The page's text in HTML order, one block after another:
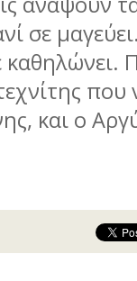
σε
που
και ο